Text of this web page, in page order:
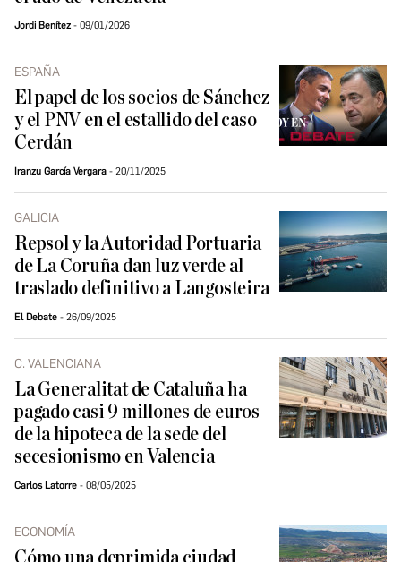
Jordi Benítez 09/01/2026
ESPAÑA
El papel de los socios de Sánchez
y el PNV en el estallido del caso
Cerdán
Iranzu García Vergara 20/11/2025
GALICIA
Repsol y la Autoridad Portuaria
de La Coruña dan luz verde al
traslado definitivo a Langosteira
El Debate 26/09/2025
C. VALENCIANA
La Generalitat de Cataluña ha
pagado casi 9 millones de euros
de la hipoteca de la sede del
secesionismo en Valencia
Carlos Latorre 08/05/2025
ECONOMÍA